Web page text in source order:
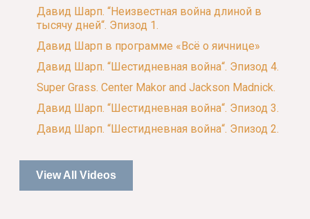
Давид Шарп. “Неизвестная война длиной в
тысячу дней“. Эпизод 1.
Давид Шарп в программе «Всё о яичнице»
Давид Шарп. “Шестидневная война“. Эпизод 4.
Super Grass. Center Makor and Jackson Madnick.
Давид Шарп. “Шестидневная война“. Эпизод 3.
Давид Шарп. “Шестидневная война“. Эпизод 2.
View All Videos